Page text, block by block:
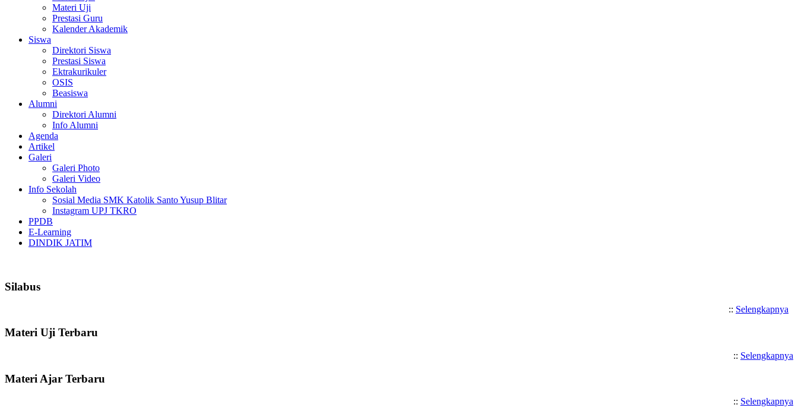
Materi Uji
Prestasi Guru
Kalender Akademik
Siswa
Direktori Siswa
Prestasi Siswa
Ektrakurikuler
OSIS
Beasiswa
Alumni
Direktori Alumni
Info Alumni
Agenda
Artikel
Galeri
Galeri Photo
Galeri Video
Info Sekolah
Sosial Media SMK Katolik Santo Yusup Blitar
Instagram UPJ TKRO
PPDB
E-Learning
DINDIK JATIM
Silabus
:: Selengkapnya
Materi Uji Terbaru
:: Selengkapnya
Materi Ajar Terbaru
:: Selengkapnya